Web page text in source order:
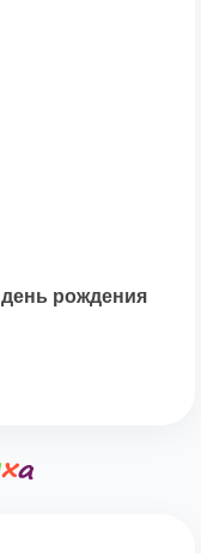
рождения